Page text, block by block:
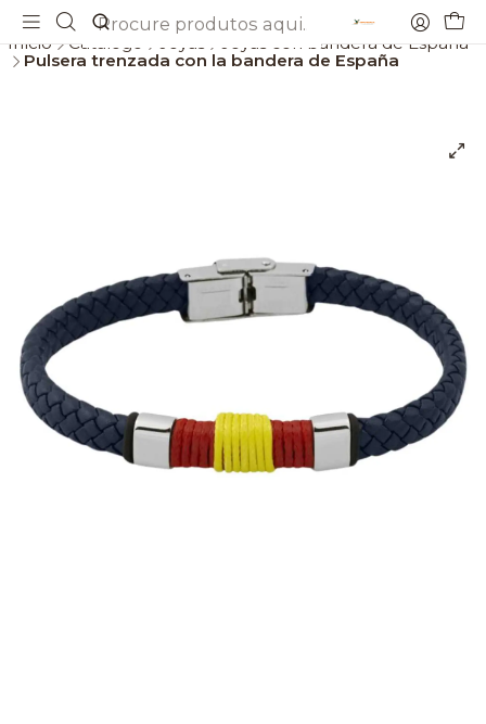
Início Catálogo
Joyas con bandera de España
Pulsera trenzada con la bandera de España